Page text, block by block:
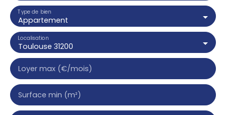
Appartement
Type de bien
Toulouse 31200
Localisation
Loyer max (€/mois)
Surface min (m²)